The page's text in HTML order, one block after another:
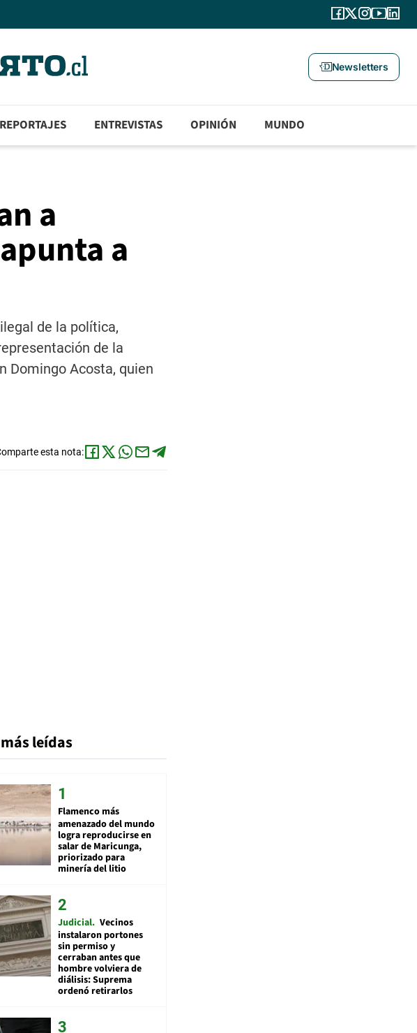
Newsletters
REPORTAJES ENTREVISTAS OPINIÓN MUNDO
a
a
de la política,
de la
Domingo Acosta, quien
esta nota:
leídas
Flamenco más
amenazado del mundo
logra reproducirse en
salar de Maricunga,
priorizado para
minería del litio
Judicial Vecinos
instalaron portones
sin permiso y
cerraban antes que
hombre volviera de
diálisis: Suprema
ordenó retirarlos